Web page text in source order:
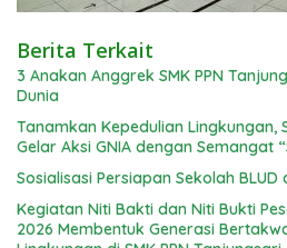
Berita Terkait
3 Anakan Anggrek SMK PPN Tanjungsari Dapat Pengakuan
Dunia
Tanamkan Kepedulian Lingkungan,
Gelar Aksi GNIA dengan Semangat
Sosialisasi Persiapan Sekolah BLUD
Kegiatan Niti Bakti dan Niti Bukti
2026 Membentuk Generasi